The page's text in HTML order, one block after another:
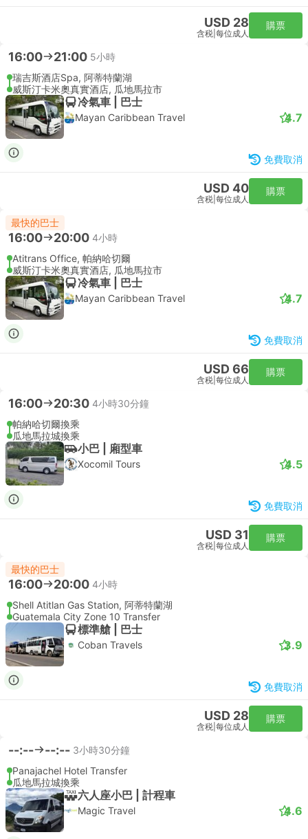
USD 28
含税 每位成人
購票
16:00 21:00 5小時
瑞吉斯酒店Spa, 阿蒂特蘭湖
威斯汀卡米奧真實酒店, 瓜地馬拉市
冷氣車 | 巴士
Mayan Caribbean Travel 4.7
免費取消
USD 40
含税 每位成人
購票
最快的巴士
16:00 20:00 4小時
Atitrans Office, 帕納哈切爾
威斯汀卡米奧真實酒店, 瓜地馬拉市
冷氣車 | 巴士
Mayan Caribbean Travel 4.7
免費取消
USD 66
含税 每位成人
購票
16:00 20:30 4小時30分鐘
帕納哈切爾換乘
瓜地馬拉城換乘
小巴 | 廂型車
Xocomil Tours 4.5
免費取消
USD 31
含税 每位成人
購票
最快的巴士
16:00 20:00 4小時
Shell Atitlan Gas Station, 阿蒂特蘭湖
Guatemala City Zone 10 Transfer
標準艙 | 巴士
Coban Travels 3.9
免費取消
USD 28
含税 每位成人
購票
--:-- --:-- 3小時30分鐘
Panajachel Hotel Transfer
瓜地馬拉城換乘
六人座小巴 | 計程車
Magic Travel 4.6